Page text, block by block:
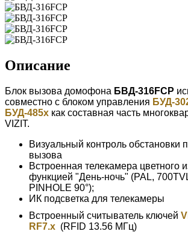
Описание
Блок вызова домофона БВД-316FCP
совместно с блоком управления БУД-
БУД-485x как составная часть
VIZIT.
Визуальный контроль обстановки
вызова
Встроенная телекамера цветного
функцией "День-ночь" (PAL,
PINHOLE 90°);
ИК подсветка для телекамеры
Встроенный считыватель ключей
RF7.x (RFID 13.56 МГц)